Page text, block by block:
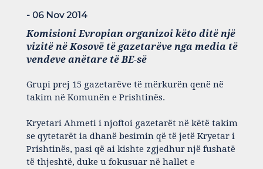
- 06 Nov 2014
Komisioni Evropian organizoi këto ditë një
vizitë në Kosovë të gazetarëve nga media të
vendeve anëtare të BE-së
Grupi prej 15 gazetarëve të mërkurën qenë në
takim në Komunën e Prishtinës.
Kryetari Ahmeti i njoftoi gazetarët në këtë takim
se qytetarët ia dhanë besimin që të jetë Kryetar i
Prishtinës, pasi që ai kishte zgjedhur një fushatë
të thjeshtë, duke u fokusuar në hallet e